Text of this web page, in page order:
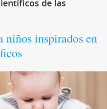
de las
niños inspirados en